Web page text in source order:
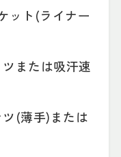
ット(ライナー
または吸汗速
(薄手)または